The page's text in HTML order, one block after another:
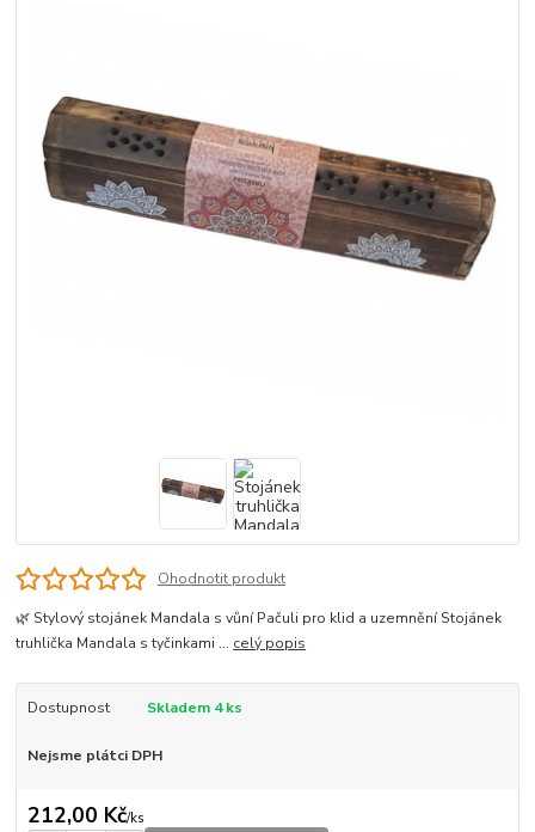
Ohodnotit produkt
🌿 Stylový stojánek Mandala s vůní Pačuli pro klid a uzemnění Stojánek
truhlička Mandala s tyčinkami ... celý popis
Dostupnost Skladem 4 ks
Nejsme plátci DPH
212,00 Kč/ks